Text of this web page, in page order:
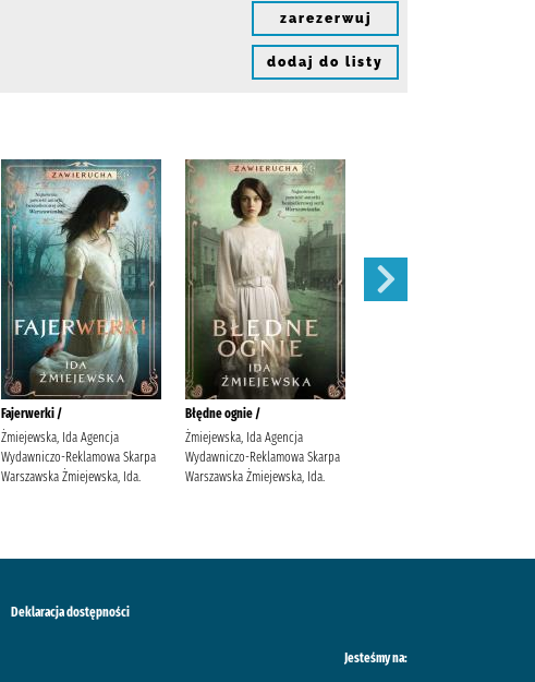
zarezerwuj
dodaj do listy
Fajerwerki /
Żmiejewska, Ida Agencja
Wydawniczo-Reklamowa Skarpa
Warszawska Żmiejewska, Ida.
Błędne ognie /
Żmiejewska, Ida Agencja
Wydawniczo-Reklamowa Skarpa
Warszawska Żmiejewska, Ida.
Deklaracja dostępności
Jesteśmy na: